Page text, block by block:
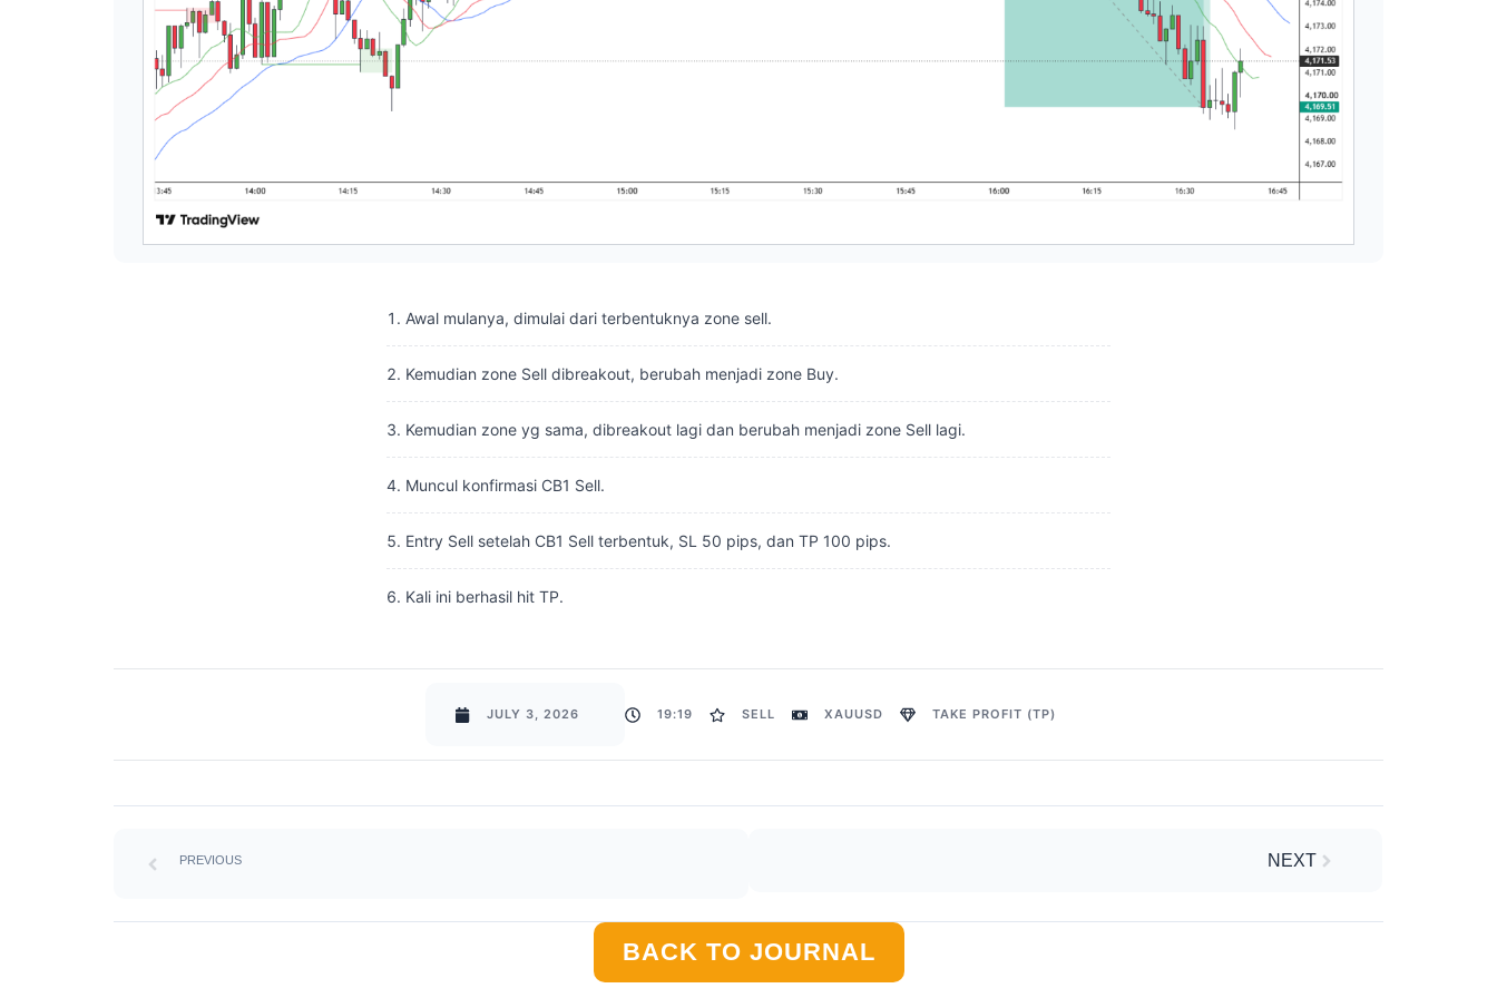
Awal mulanya, dimulai dari terbentuknya zone sell.
Kemudian zone Sell dibreakout, berubah menjadi zone Buy.
Kemudian zone yg sama, dibreakout lagi dan berubah menjadi zone Sell lagi.
Muncul konfirmasi CB1 Sell.
Entry Sell setelah CB1 Sell terbentuk, SL 50 pips, dan TP 100 pips.
Kali ini berhasil hit TP.
JULY 3, 2026 19:19 SELL XAUUSD TAKE PROFIT (TP)
PREVIOUS NEXT
BACK TO JOURNAL